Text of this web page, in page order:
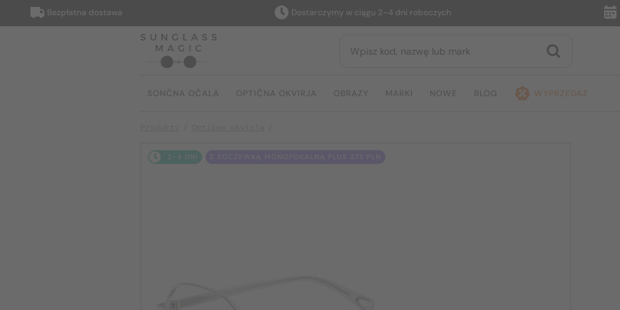
Bezpłatna dostawa Dostarczymy w ciągu 2–4 dni roboczych 14
SONČNA OČALA OPTIČNA OKVIRJA OBRAZY MARKI NOWE BLOG WYPRZEDAŻ
2-4 DNI